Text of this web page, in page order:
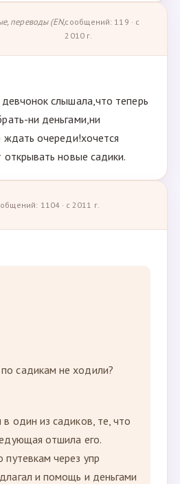
переводы (EN,сообщений: 119 · с
2010 г.
слышала,что теперь
ни деньгами,ни
ждать очереди!хочется
открывать новые садики.
1104 · с 2011 г.
садикам не ходили?
один из садиков, те, что
отшила его.
путевкам через упр
и помощь и деньгами